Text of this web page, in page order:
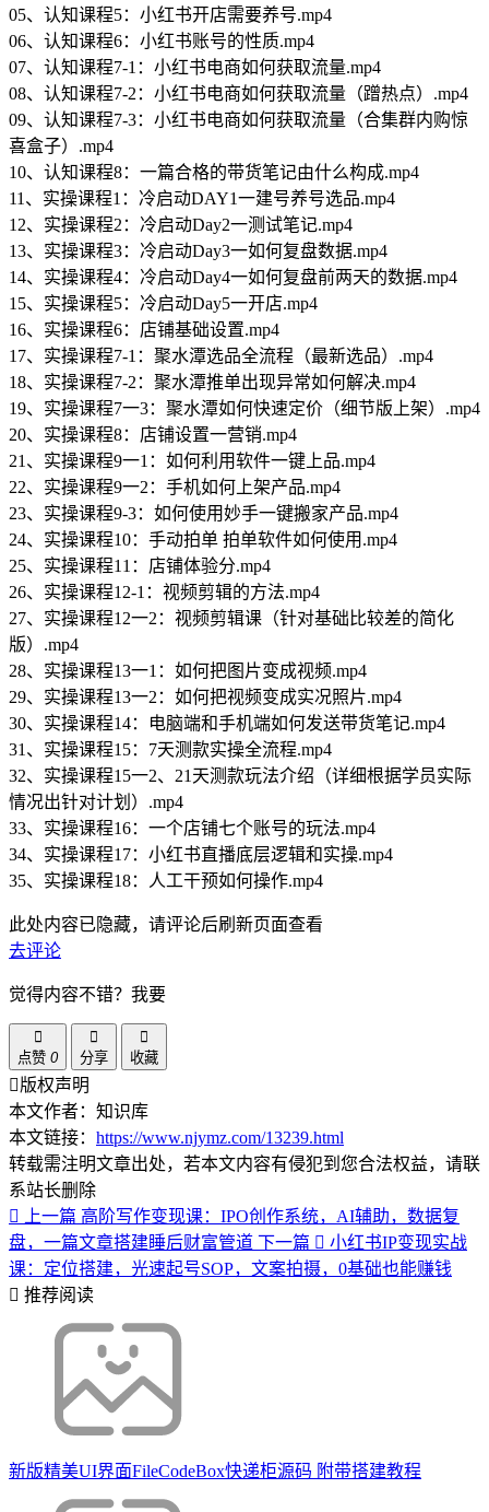
05、认知课程5：小红书开店需要养号.mp4
06、认知课程6：小红书账号的性质.mp4
07、认知课程7-1：小红书电商如何获取流量.mp4
08、认知课程7-2：小红书电商如何获取流量（蹭热点）.mp4
09、认知课程7-3：小红书电商如何获取流量（合集群内购惊
喜盒子）.mp4
10、认知课程8：一篇合格的带货笔记由什么构成.mp4
11、实操课程1：冷启动DAY1一建号养号选品.mp4
12、实操课程2：冷启动Day2一测试笔记.mp4
13、实操课程3：冷启动Day3一如何复盘数据.mp4
14、实操课程4：冷启动Day4一如何复盘前两天的数据.mp4
15、实操课程5：冷启动Day5一开店.mp4
16、实操课程6：店铺基础设置.mp4
17、实操课程7-1：聚水潭选品全流程（最新选品）.mp4
18、实操课程7-2：聚水潭推单出现异常如何解决.mp4
19、实操课程7一3：聚水潭如何快速定价（细节版上架）.mp4
20、实操课程8：店铺设置一营销.mp4
21、实操课程9一1：如何利用软件一键上品.mp4
22、实操课程9一2：手机如何上架产品.mp4
23、实操课程9-3：如何使用妙手一键搬家产品.mp4
24、实操课程10：手动拍单 拍单软件如何使用.mp4
25、实操课程11：店铺体验分.mp4
26、实操课程12-1：视频剪辑的方法.mp4
27、实操课程12一2：视频剪辑课（针对基础比较差的简化
版）.mp4
28、实操课程13一1：如何把图片变成视频.mp4
29、实操课程13一2：如何把视频变成实况照片.mp4
30、实操课程14：电脑端和手机端如何发送带货笔记.mp4
31、实操课程15：7天测款实操全流程.mp4
32、实操课程15一2、21天测款玩法介绍（详细根据学员实际
情况出针对计划）.mp4
33、实操课程16：一个店铺七个账号的玩法.mp4
34、实操课程17：小红书直播底层逻辑和实操.mp4
35、实操课程18：人工干预如何操作.mp4
此处内容已隐藏，请评论后刷新页面查看
去评论
觉得内容不错？我要
点赞 0 分享 收藏
版权声明
本文作者：知识库
本文链接： https://www.njymz.com/13239.html
转载需注明文章出处，若本文内容有侵犯到您合法权益，请联
系站长删除
上一篇 高阶写作变现课：IPO创作系统，AI辅助，数据复
盘，一篇文章搭建睡后财富管道 下一篇
小红书IP变现实战
课：定位搭建，光速起号SOP，文案拍摄，0基础也能赚钱
推荐阅读
新版精美UI界面FileCodeBox快递柜源码 附带搭建教程